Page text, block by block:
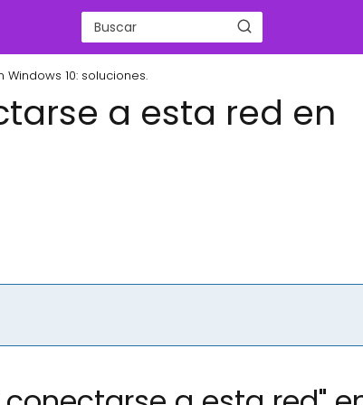
10: soluciones.
a esta red en